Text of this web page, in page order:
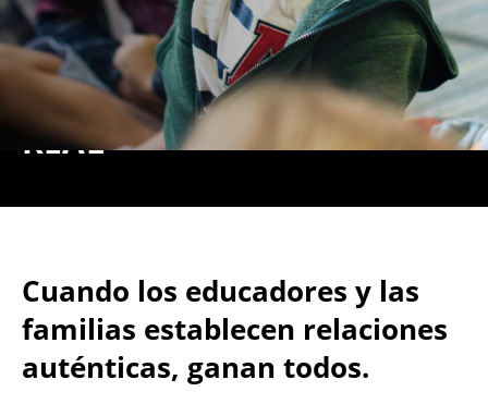
Catalizando y Sosteniendo
una Participación Familiar
REAL
Cuando los educadores y las
familias establecen relaciones
auténticas, ganan todos.